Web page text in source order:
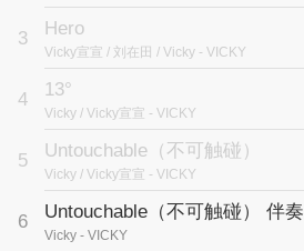
3 Hero
Vicky宣宣 / 刘在田 / Vicky - VICKY
4 13°
Vicky / Vicky宣宣 - VICKY
5 Untouchable（不可触碰）
Vicky / Vicky宣宣 - VICKY
6 Untouchable（不可触碰） 伴奏
Vicky - VICKY